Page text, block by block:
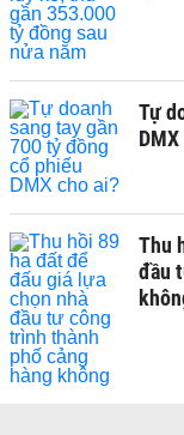
Tự
Thu
đầu